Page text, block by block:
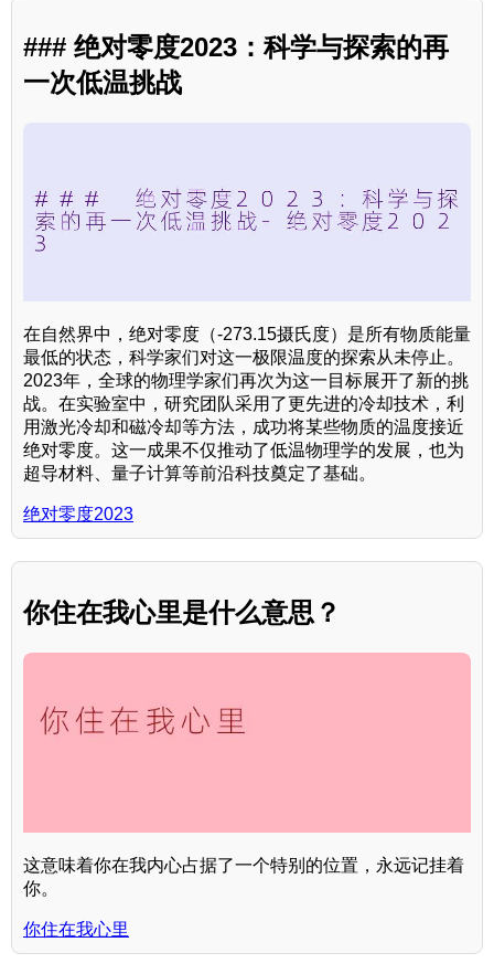
### 绝对零度2023：科学与探索的再
一次低温挑战
在自然界中，绝对零度（-273.15摄氏度）是所有物质能量
最低的状态，科学家们对这一极限温度的探索从未停止。
2023年，全球的物理学家们再次为这一目标展开了新的挑
战。在实验室中，研究团队采用了更先进的冷却技术，利
用激光冷却和磁冷却等方法，成功将某些物质的温度接近
绝对零度。这一成果不仅推动了低温物理学的发展，也为
超导材料、量子计算等前沿科技奠定了基础。
绝对零度2023
你住在我心里是什么意思？
这意味着你在我内心占据了一个特别的位置，永远记挂着
你。
你住在我心里